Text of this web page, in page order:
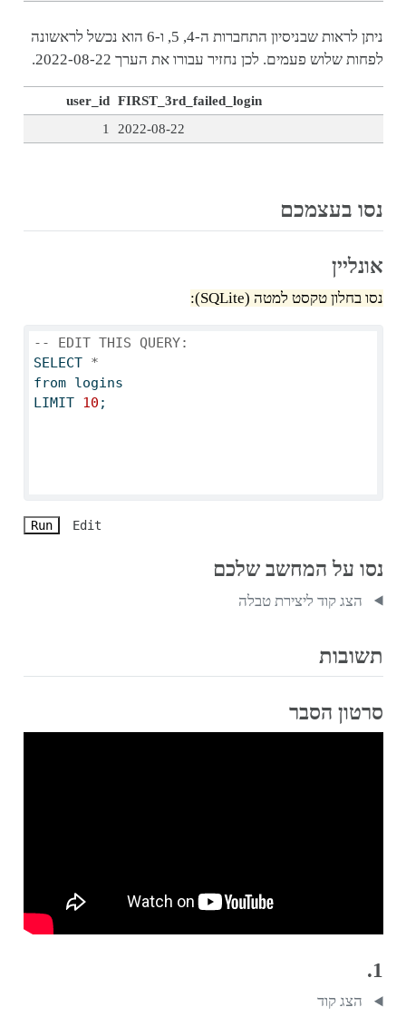
ניתן לראות שבניסיון התחברות ה-4, 5, ו-6 הוא נכשל לראשונה
לפחות שלוש פעמים. לכן נחזיר עבורו את הערך 2022-08-22.
user_id FIRST_3rd_failed_login
1
2022-08-22
נסו בעצמכם
אונליין
נסו בחלון טקסט למטה (SQLite):
-- EDIT THIS QUERY:
SELECT *
from logins
LIMIT 10 ;
Run Edit
נסו על המחשב שלכם
הצג קוד ליצירת טבלה
תשובות
סרטון הסבר
1.
הצג קוד